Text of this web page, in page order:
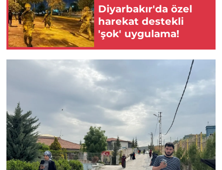
Diyarbakır'da özel
harekat destekli
'şok' uygulama!